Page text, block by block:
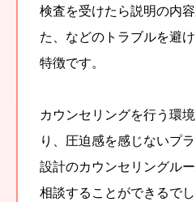
検査を受けたら説明の内
た、などのトラブルを避
特徴です。
カウンセリングを行う環
り、圧迫感を感じないプ
設計のカウンセリングル
相談することができるでし